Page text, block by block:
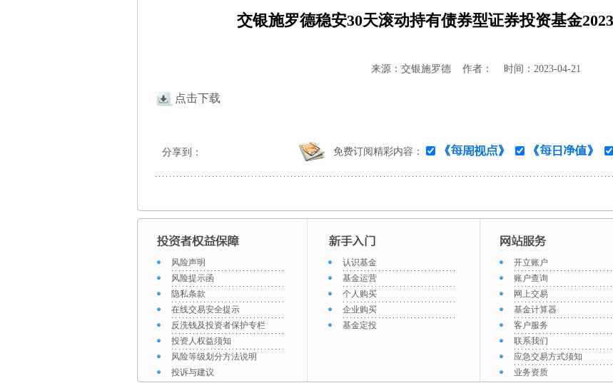
交银施罗德稳安30天滚动持有债券型证券投资基金
来源：交银施罗德 作者： 时间：2023-04-21
点击下载
分享到： 免费订阅精彩内容：
风险声明
风险提示函
隐私条款
在线交易安全提示
反洗钱及投资者保护专栏
投资人权益须知
风险等级划分方法说明
投诉与建议
认识基金
基金运营
个人购买
企业购买
基金定投
开立账户
账户查询
网上交易
基金计算器
客户服务
联系我们
应急交易方式须知
业务资质